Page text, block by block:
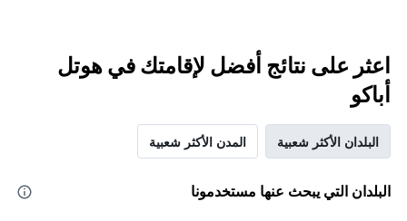
اعثر على نتائج أفضل لإقامتك في هوتل
أباكو
البلدان الأكثر شعبية المدن الأكثر شعبية
البلدان التي يبحث عنها مستخدمونا